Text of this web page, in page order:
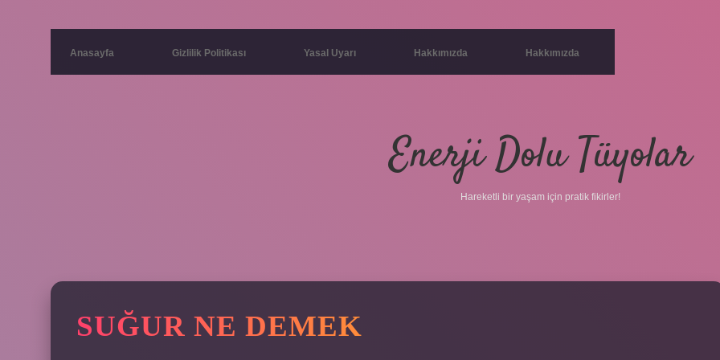
Anasayfa Gizlilik Politikası Yasal Uyarı Hakkımızda Hakkımızda
Enerji Dolu Tüyolar
Hareketli bir yaşam için pratik fikirler!
SUĞUR NE DEMEK